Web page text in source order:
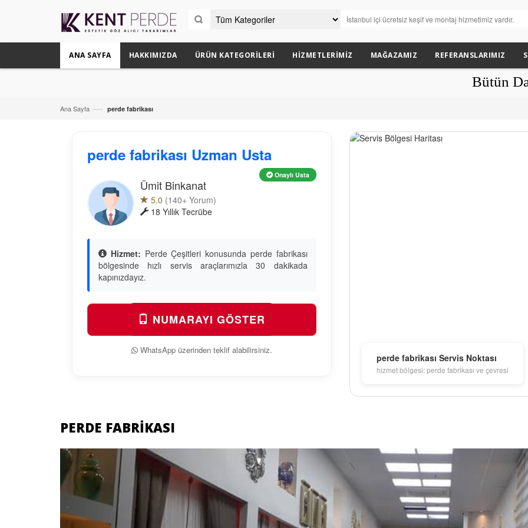
ANA SAYFA HAKKIMIZDA ÜRÜN KATEGORILERI HIZMETLERIMIZ MAĞAZAMIZ REFERANSLARIMIZ
Bütün Daire Tül
Ana Sayfa —› perde fabrikası
perde fabrikası Uzman Usta
Onaylı Usta
Ümit Binkanat
5.0 (140+ Yorum)
18 Yıllık Tecrübe
Hizmet: Perde Çeşitleri konusunda perde fabrikası
bölgesinde hızlı servis araçlarımızla 30 dakikada
kapınızdayız.
NUMARAYI GÖSTER
WhatsApp üzerinden teklif alabilirsiniz.
perde fabrikası Servis Noktası
hizmet bölgesi: perde fabrikası ve çevresi
PERDE FABRIKASI
Previous